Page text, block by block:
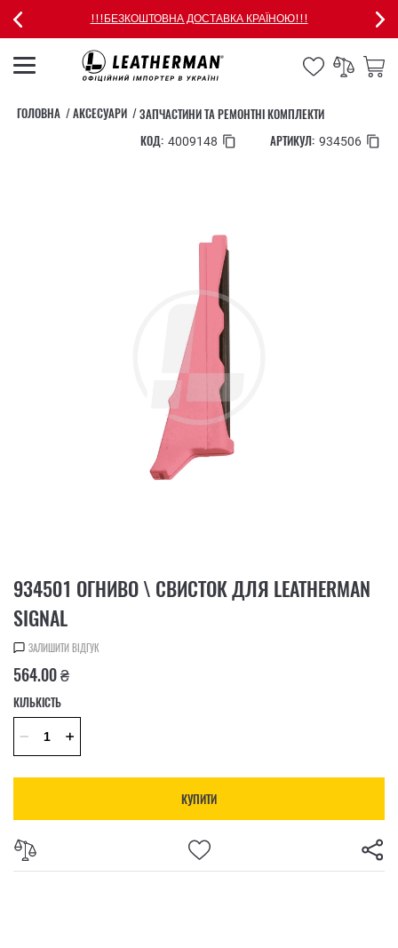
!!!БЕЗКОШТОВНА ДОСТАВКА КРАЇНОЮ!!!
ГОЛОВНА АКСЕСУАРИ
ЗАПЧАСТИНИ ТА РЕМОНТНІ КОМПЛЕКТИ
КОД: 4009148 АРТИКУЛ: 934506
934501 ОГНИВО \ СВИСТОК ДЛЯ LEATHERMAN
SIGNAL
ЗАЛИШИТИ ВІДГУК
564.00 ₴
КІЛЬКІСТЬ
КУПИТИ